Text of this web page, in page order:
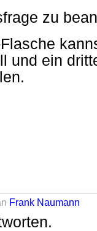
zu
und ein
Frank Naumann